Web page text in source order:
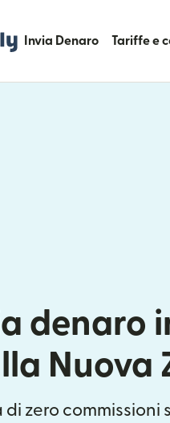
Invia Denaro Tariffe e
denaro
Nuova
zero commissioni